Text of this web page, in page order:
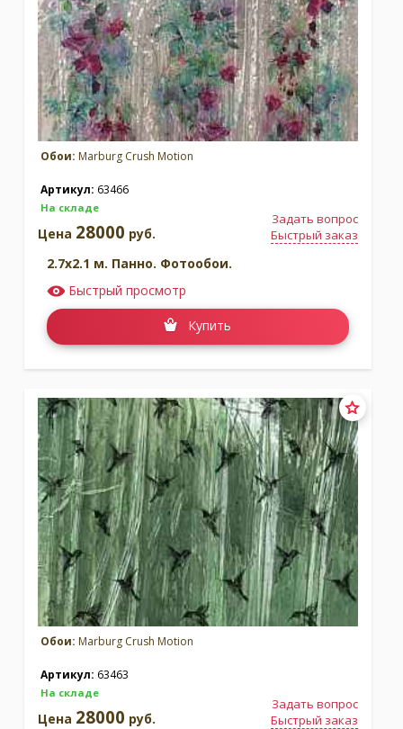
Обои: Marburg Crush Motion
Артикул: 63466
На складе
Задать вопрос
Быстрый заказ
Цена 28000 руб.
2.7x2.1 м. Панно. Фотообои.
Быстрый просмотр
Купить
Обои: Marburg Crush Motion
Артикул: 63463
На складе
Задать вопрос
Быстрый заказ
Цена 28000 руб.